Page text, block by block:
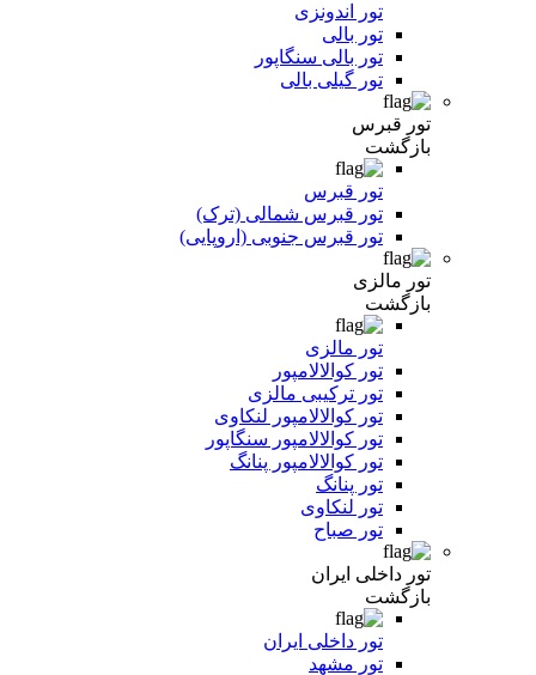
تور اندونزی
تور بالی
تور بالی سنگاپور
تور گیلی بالی
تور قبرس
بازگشت
تور قبرس
تور قبرس شمالی (ترک)
تور قبرس جنوبی (اروپایی)
تور مالزی
بازگشت
تور مالزی
تور کوالالامپور
تور ترکیبی مالزی
تور کوالالامپور لنکاوی
تور کوالالامپور سنگاپور
تور کوالالامپور پنانگ
تور پنانگ
تور لنکاوی
تور صباح
تور داخلی ایران
بازگشت
تور داخلی ایران
تور مشهد